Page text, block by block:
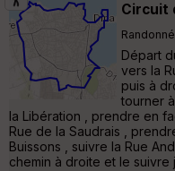
Circuit
Départ
vers la
puis à
tourner
la Libération , prendre en
Rue de la Saudrais ,
Buissons , suivre la Rue
chemin à droite et le suivre